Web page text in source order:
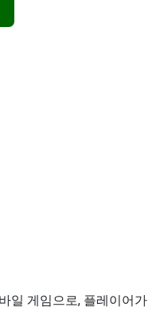
일 게임으로, 플레이어가